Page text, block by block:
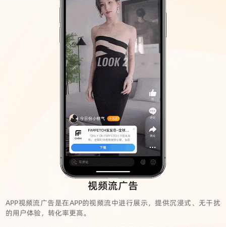
视频流广告
APP视频流广告是在APP的视频流中进行展示，提供沉浸式、无干扰
的用户体验，转化率更高。